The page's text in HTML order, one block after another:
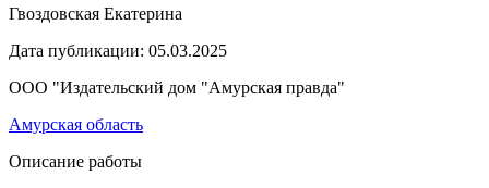
Гвоздовская Екатерина
Дата публикации: 05.03.2025
ООО "Издательский дом "Амурская правда"
Амурская область
Описание работы